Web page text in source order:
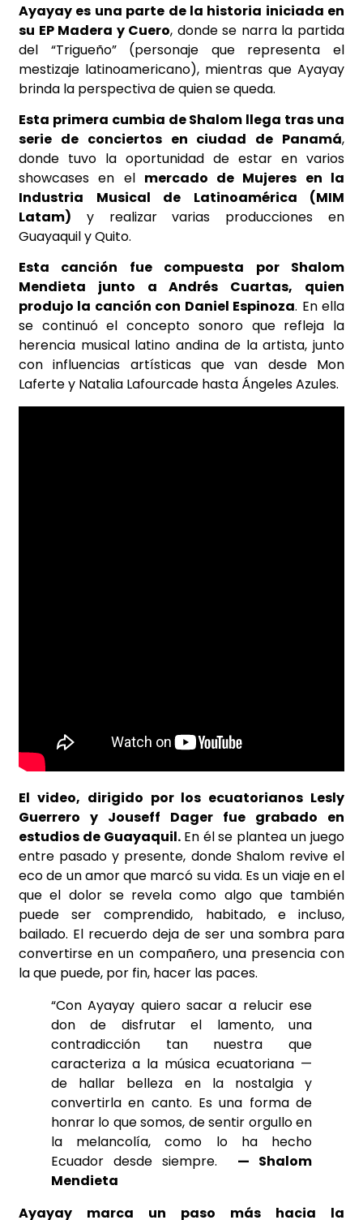
Ayayay es una parte de la historia iniciada en
su EP Madera y Cuero, donde se narra la partida
del “Trigueño” (personaje que representa el
mestizaje latinoamericano), mientras que Ayayay
brinda la perspectiva de quien se queda.
Esta primera cumbia de Shalom llega tras una
serie de conciertos en ciudad de Panamá,
donde tuvo la oportunidad de estar en varios
showcases en el mercado de Mujeres en la
Industria Musical de Latinoamérica (MIM
Latam) y realizar varias producciones en
Guayaquil y Quito.
Esta canción fue compuesta por Shalom
Mendieta junto a Andrés Cuartas, quien
produjo la canción con Daniel Espinoza. En ella
se continuó el concepto sonoro que refleja la
herencia musical latino andina de la artista, junto
con influencias artísticas que van desde Mon
Laferte y Natalia Lafourcade hasta Ángeles Azules.
El video, dirigido por los ecuatorianos Lesly
Guerrero y Jouseff Dager fue grabado en
estudios de Guayaquil. En él se plantea un juego
entre pasado y presente, donde Shalom revive el
eco de un amor que marcó su vida. Es un viaje en el
que el dolor se revela como algo que también
puede ser comprendido, habitado, e incluso,
bailado. El recuerdo deja de ser una sombra para
convertirse en un compañero, una presencia con
la que puede, por fin, hacer las paces.
“Con Ayayay quiero sacar a relucir ese
don de disfrutar el lamento, una
contradicción tan nuestra que
caracteriza a la música ecuatoriana —
de hallar belleza en la nostalgia y
convertirla en canto. Es una forma de
honrar lo que somos, de sentir orgullo en
la melancolía, como lo ha hecho
Ecuador desde siempre. — Shalom
Mendieta
Ayayay marca un paso más hacia la